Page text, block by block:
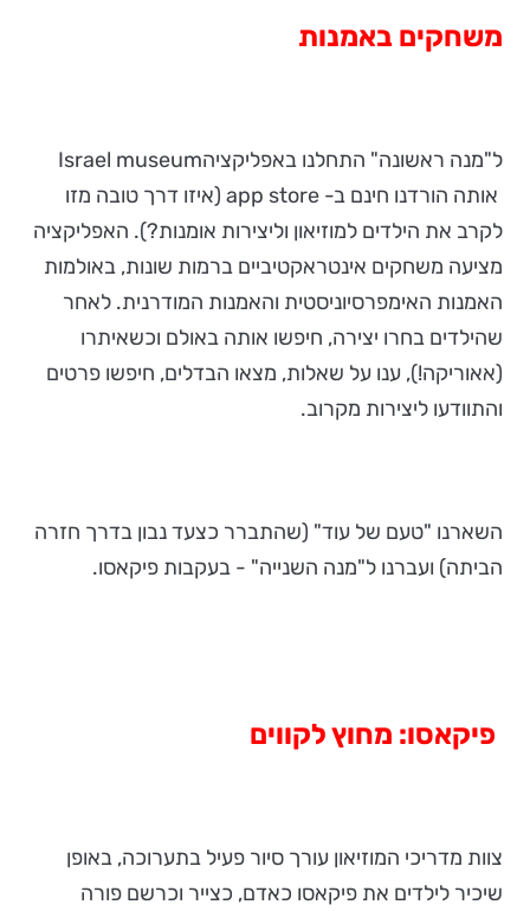
משחקים באמנות
ל"מנה ראשונה" התחלנו באפליקציהIsrael museum
אותה הורדנו חינם ב- app store (איזו דרך טובה מזו
לקרב את הילדים למוזיאון וליצירות אומנות?). האפליקציה
מציעה משחקים אינטראקטיביים ברמות שונות, באולמות
האמנות האימפרסיוניסטית והאמנות המודרנית. לאחר
שהילדים בחרו יצירה, חיפשו אותה באולם וכשאיתרו
(אאוריקה!), ענו על שאלות, מצאו הבדלים, חיפשו פרטים
והתוודעו ליצירות מקרוב.
השארנו "טעם של עוד" (שהתברר כצעד נבון בדרך חזרה
הביתה) ועברנו ל"מנה השנייה" - בעקבות פיקאסו.
פיקאסו: מחוץ לקווים
צוות מדריכי המוזיאון עורך סיור פעיל בתערוכה, באופן
שיכיר לילדים את פיקאסו כאדם, כצייר וכרשם פורה